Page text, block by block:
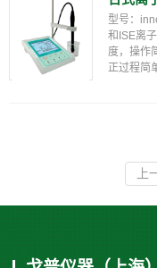
型号：
和ISE离
度，操作
正过程简
上